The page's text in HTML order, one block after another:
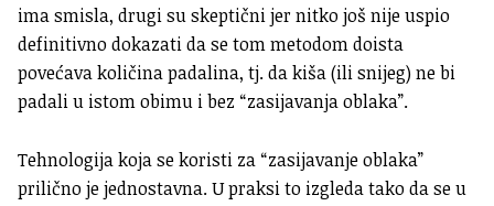
ima smisla, drugi su skeptični jer nitko još nije uspio
definitivno dokazati da se tom metodom doista
povećava količina padalina, tj. da kiša (ili snijeg) ne bi
padali u istom obimu i bez “zasijavanja oblaka”.
Tehnologija koja se koristi za “zasijavanje oblaka”
prilično je jednostavna. U praksi to izgleda tako da se u